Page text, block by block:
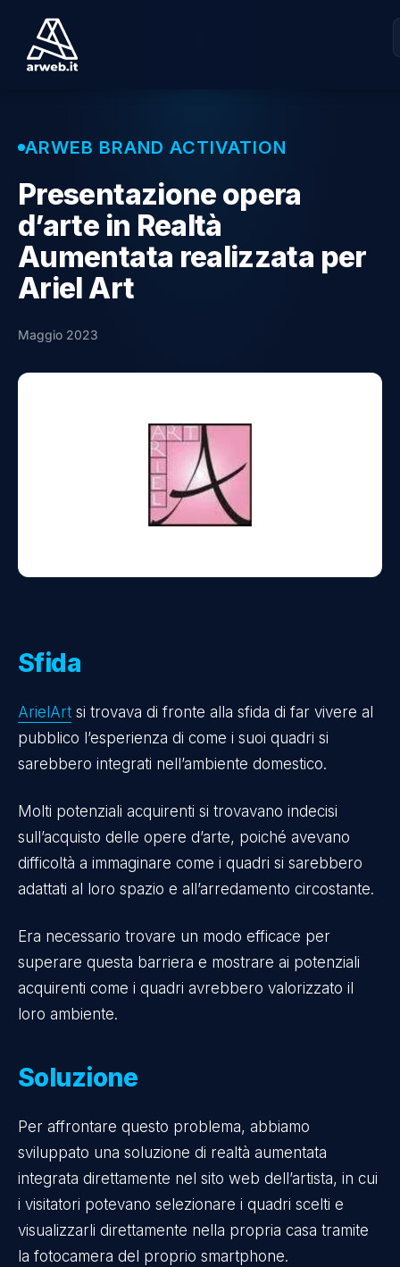
ARWEB BRAND ACTIVATION
Presentazione opera
d’arte in Realtà
Aumentata realizzata per
Ariel Art
Maggio 2023
Sfida
ArielArt si trovava di fronte alla sfida di far vivere al
pubblico l’esperienza di come i suoi quadri si
sarebbero integrati nell’ambiente domestico.
Molti potenziali acquirenti si trovavano indecisi
sull’acquisto delle opere d’arte, poiché avevano
difficoltà a immaginare come i quadri si sarebbero
adattati al loro spazio e all’arredamento circostante.
Era necessario trovare un modo efficace per
superare questa barriera e mostrare ai potenziali
acquirenti come i quadri avrebbero valorizzato il
loro ambiente.
Soluzione
Per affrontare questo problema, abbiamo
sviluppato una soluzione di realtà aumentata
integrata direttamente nel sito web dell’artista, in cui
i visitatori potevano selezionare i quadri scelti e
visualizzarli direttamente nella propria casa tramite
la fotocamera del proprio smartphone.